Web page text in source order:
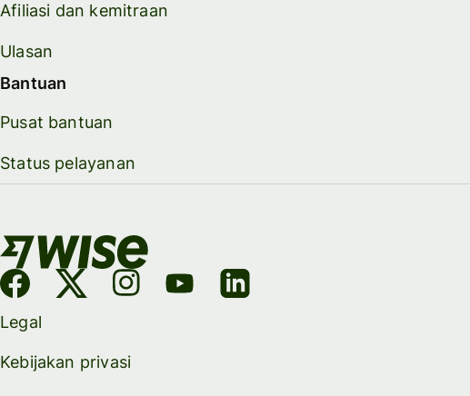
Afiliasi dan kemitraan
Ulasan
Bantuan
Pusat bantuan
Status pelayanan
Legal
Kebijakan privasi